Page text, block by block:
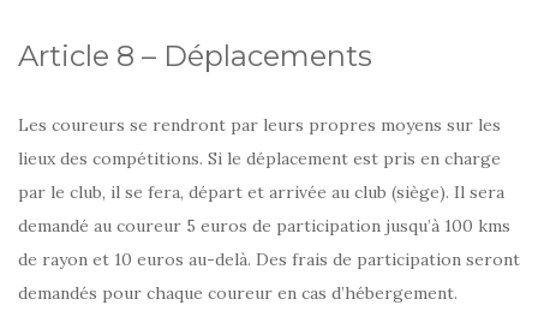
Article 8 – Déplacements
Les coureurs se rendront par leurs propres moyens sur les
lieux des compétitions. Si le déplacement est pris en charge
par le club, il se fera, départ et arrivée au club (siège). Il sera
demandé au coureur 5 euros de participation jusqu’à 100 kms
de rayon et 10 euros au-delà. Des frais de participation seront
demandés pour chaque coureur en cas d’hébergement.